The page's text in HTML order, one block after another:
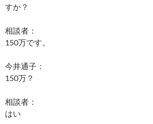
すか？
相談者：
150万です。
今井通子：
150万？
相談者：
はい